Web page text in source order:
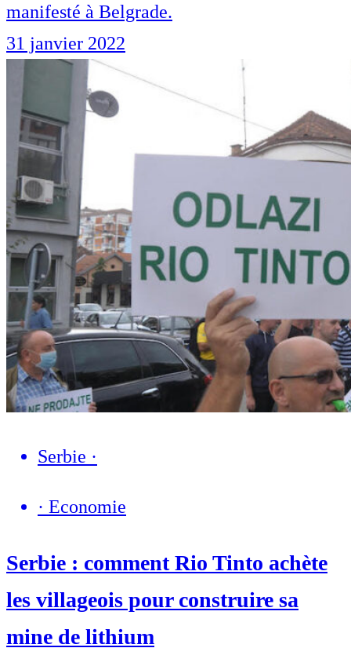
manifesté à Belgrade.
31 janvier 2022
Serbie ·
· Economie
Serbie : comment Rio Tinto achète
les villageois pour construire sa
mine de lithium